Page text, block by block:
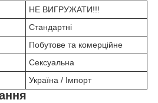
НЕ ВИГРУЖАТИ!!!
Стандартні
Побутове та комерційне
Сексуальна
Україна / Імпорт